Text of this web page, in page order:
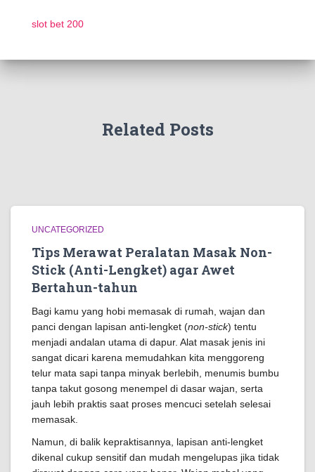
slot bet 200
Related Posts
UNCATEGORIZED
Tips Merawat Peralatan Masak Non-
Stick (Anti-Lengket) agar Awet
Bertahun-tahun
Bagi kamu yang hobi memasak di rumah, wajan dan
panci dengan lapisan anti-lengket (non-stick) tentu
menjadi andalan utama di dapur. Alat masak jenis ini
sangat dicari karena memudahkan kita menggoreng
telur mata sapi tanpa minyak berlebih, menumis bumbu
tanpa takut gosong menempel di dasar wajan, serta
jauh lebih praktis saat proses mencuci setelah selesai
memasak.
Namun, di balik kepraktisannya, lapisan anti-lengket
dikenal cukup sensitif dan mudah mengelupas jika tidak